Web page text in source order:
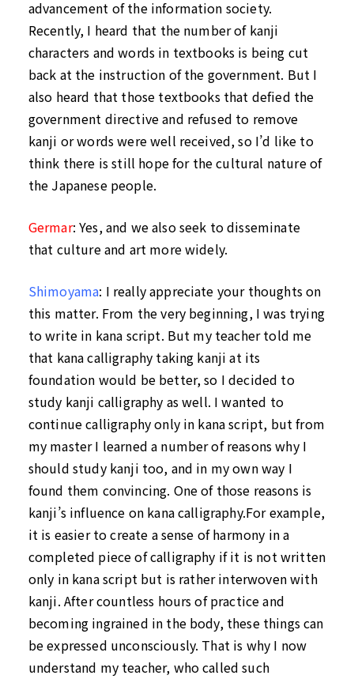
advancement of the information society.
Recently, I heard that the number of kanji
characters and words in textbooks is being cut
back at the instruction of the government. But I
also heard that those textbooks that defied the
government directive and refused to remove
kanji or words were well received, so I’d like to
think there is still hope for the cultural nature of
the Japanese people.
Germar: Yes, and we also seek to disseminate
that culture and art more widely.
Shimoyama: I really appreciate your thoughts on
this matter. From the very beginning, I was trying
to write in kana script. But my teacher told me
that kana calligraphy taking kanji at its
foundation would be better, so I decided to
study kanji calligraphy as well. I wanted to
continue calligraphy only in kana script, but from
my master I learned a number of reasons why I
should study kanji too, and in my own way I
found them convincing. One of those reasons is
kanji’s influence on kana calligraphy.For example,
it is easier to create a sense of harmony in a
completed piece of calligraphy if it is not written
only in kana script but is rather interwoven with
kanji. After countless hours of practice and
becoming ingrained in the body, these things can
be expressed unconsciously. That is why I now
understand my teacher, who called such